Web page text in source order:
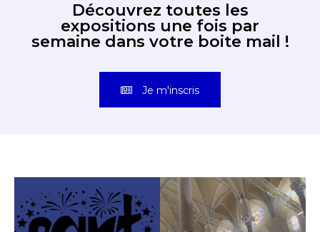
Découvrez toutes les
expositions une fois par
semaine dans votre boite mail !
Je m'inscris